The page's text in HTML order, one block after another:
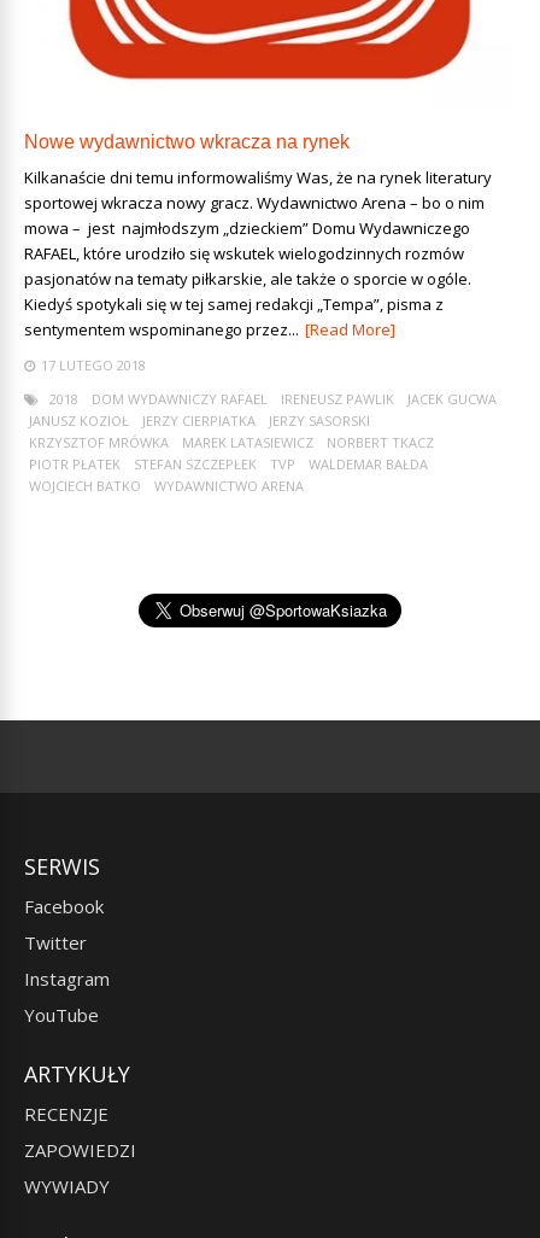
Nowe wydawnictwo wkracza na rynek
Kilkanaście dni temu informowaliśmy Was, że na rynek literatury
sportowej wkracza nowy gracz. Wydawnictwo Arena – bo o nim
mowa – jest najmłodszym „dzieckiem” Domu Wydawniczego
RAFAEL, które urodziło się wskutek wielogodzinnych rozmów
pasjonatów na tematy piłkarskie, ale także o sporcie w ogóle.
Kiedyś spotykali się w tej samej redakcji „Tempa”, pisma z
sentymentem wspominanego przez... [Read More]
17 LUTEGO 2018
2018
DOM WYDAWNICZY RAFAEL IRENEUSZ PAWLIK
JACEK GUCWA
JANUSZ KOZIOŁ
JERZY CIERPIATKA
JERZY SASORSKI
KRZYSZTOF MRÓWKA
MAREK LATASIEWICZ
NORBERT TKACZ
PIOTR PŁATEK
STEFAN SZCZEPŁEK TVP
WALDEMAR BAŁDA
WOJCIECH BATKO
WYDAWNICTWO ARENA
SERWIS
Facebook
Twitter
Instagram
YouTube
ARTYKUŁY
RECENZJE
ZAPOWIEDZI
WYWIADY